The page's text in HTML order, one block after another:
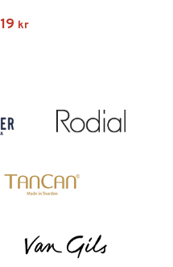
19 kr